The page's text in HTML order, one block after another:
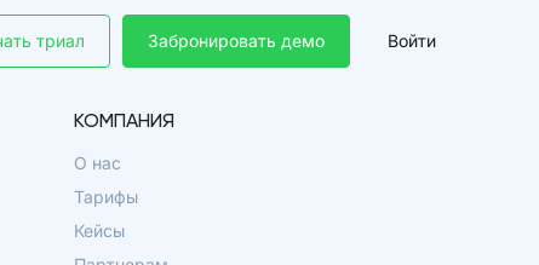
Забронировать демо
триал Войти
КОМПАНИЯ
О нас
Тарифы
Кейсы